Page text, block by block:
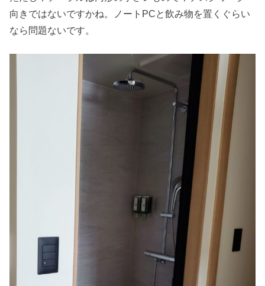
向きではないですかね。ノートPCと飲み物を置くぐらい
なら問題ないです。